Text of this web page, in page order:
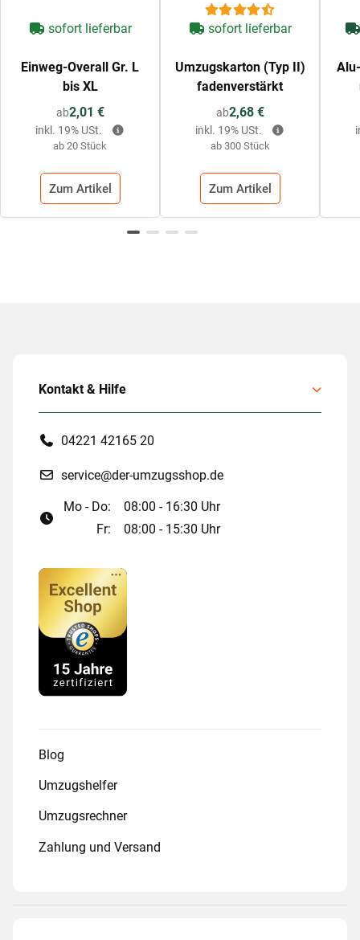
sofort lieferbar
Einweg-Overall Gr. L
bis XL
ab2,01 €
ab 20 Stück
inkl. 19% USt.
Zum Artikel
sofort lieferbar
Umzugskarton (Typ II)
fadenverstärkt
ab2,68 €
ab 300 Stück
inkl. 19% USt.
Zum Artikel
Kontakt & Hilfe
04221 42165 20
service@der-umzugsshop.de
Mo - Do:
08:00 - 16:30 Uhr
Fr:
08:00 - 15:30 Uhr
Blog
Umzugshelfer
Umzugsrechner
Zahlung und Versand